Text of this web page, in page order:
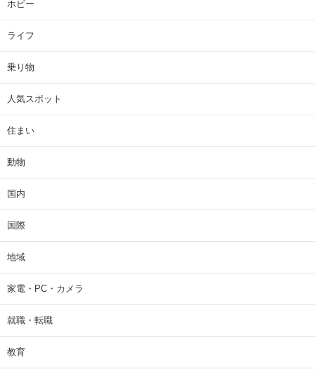
ホビー
ライフ
乗り物
人気スポット
住まい
動物
国内
国際
地域
家電・PC・カメラ
就職・転職
教育